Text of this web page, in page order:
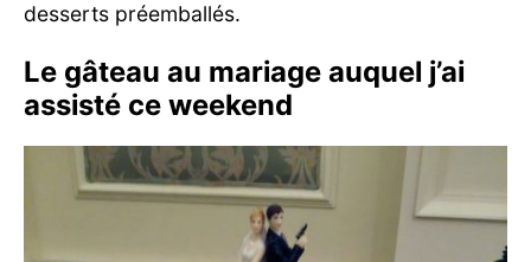
desserts préemballés.
Le gâteau au mariage auquel j’ai
assisté ce weekend